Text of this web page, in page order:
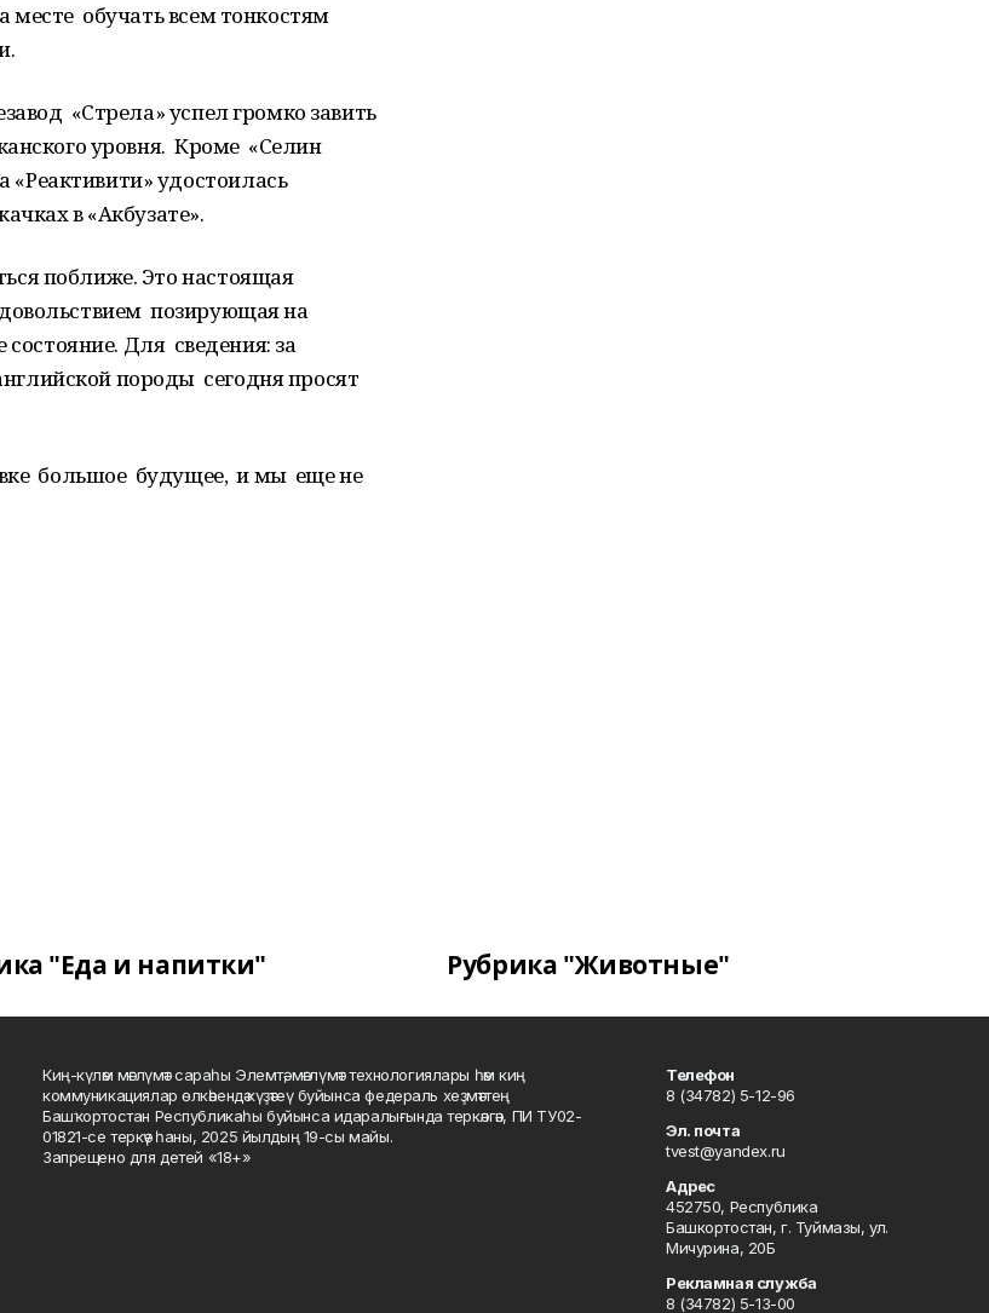
месте обучать всем тонкостям
«Стрела» успел громко завить
уровня. Кроме «Селин
удостоилась
в «Акбузате».
поближе. Это настоящая
позирующая на
состояние. Для сведения: за
породы сегодня просят
большое будущее, и мы еще не
"Еда и напитки" Рубрика "Животные"
Киң-күләм мәғлүмәт сараһы Элемтә, мәғлүмәт технологиялары һәм киң
коммуникациялар өлкәһендә күҙәтеү буйынса федераль хеҙмәттең
Башҡортостан Республикаһы буйынса идаралығында теркәлгән, ПИ ТУ02-
01821-се теркәү һаны, 2025 йылдың 19-сы майы.
Запрещено для детей «18+»
Телефон
8 (34782) 5-12-96
Эл. почта
tvest@yandex.ru
Адрес
452750, Республика
Башкортостан, г. Туймазы, ул.
Мичурина, 20Б
Рекламная служба
8 (34782) 5-13-00